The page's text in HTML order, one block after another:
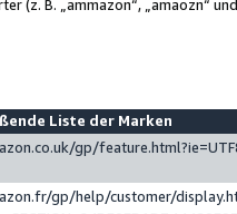
(z. B. „ammazon“, „amaozn“
Liste der Marken
gp/
gp/help/customer/